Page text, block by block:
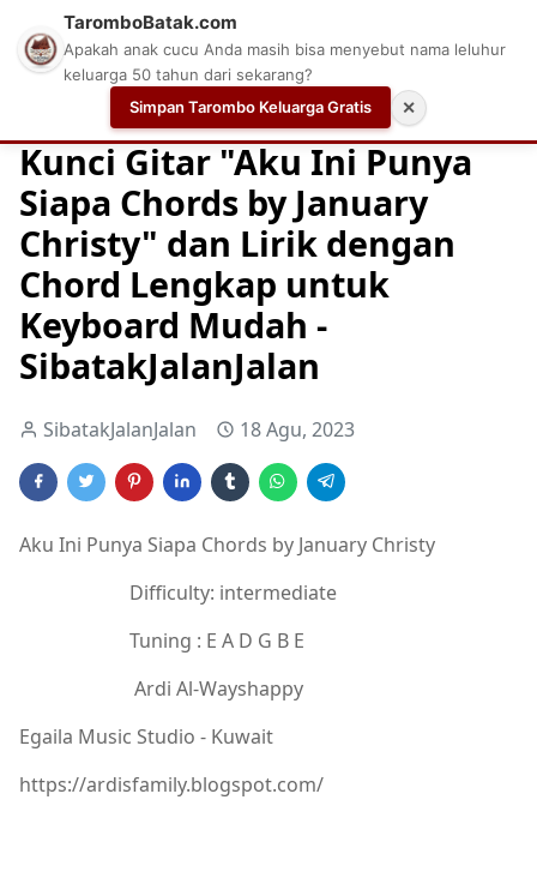
Chord Chord Gitar Easy Guitar Tabs
Kunci Gitar "Aku Ini Punya
Siapa Chords by January
Christy" dan Lirik dengan
Chord Lengkap untuk
Keyboard Mudah -
SibatakJalanJalan
SibatakJalanJalan 18 Agu, 2023
Aku Ini Punya Siapa Chords by January Christy
Difficulty: intermediate
Tuning : E A D G B E
Ardi Al-Wayshappy
Egaila Music Studio - Kuwait
https://ardisfamily.blogspot.com/
TaromboBatak.com
Apakah anak cucu Anda masih bisa menyebut nama leluhur
keluarga 50 tahun dari sekarang?
Simpan Tarombo Keluarga Gratis
✕